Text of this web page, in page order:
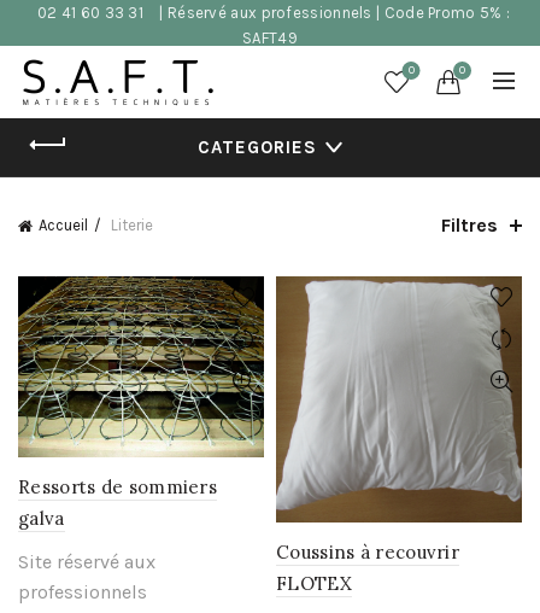
02 41 60 33 31
| Réservé aux professionnels | Code Promo 5% :
SAFT49
0 0
CATEGORIES
Accueil Literie Filtres
Ressorts de sommiers
galva
Site réservé aux
professionnels
Coussins à recouvrir
FLOTEX